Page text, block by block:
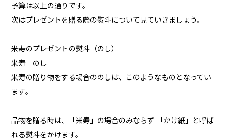
予算は以上の通りです。
次はプレゼントを贈る際の熨斗について見ていきましょう。
米寿のプレゼントの熨斗（のし）
米寿 のし
米寿の贈り物をする場合ののしは、このようなものとなってい
ます。
品物を贈る時は、「米寿」の場合のみならず 「かけ紙」と呼ば
れる熨斗をかけます。